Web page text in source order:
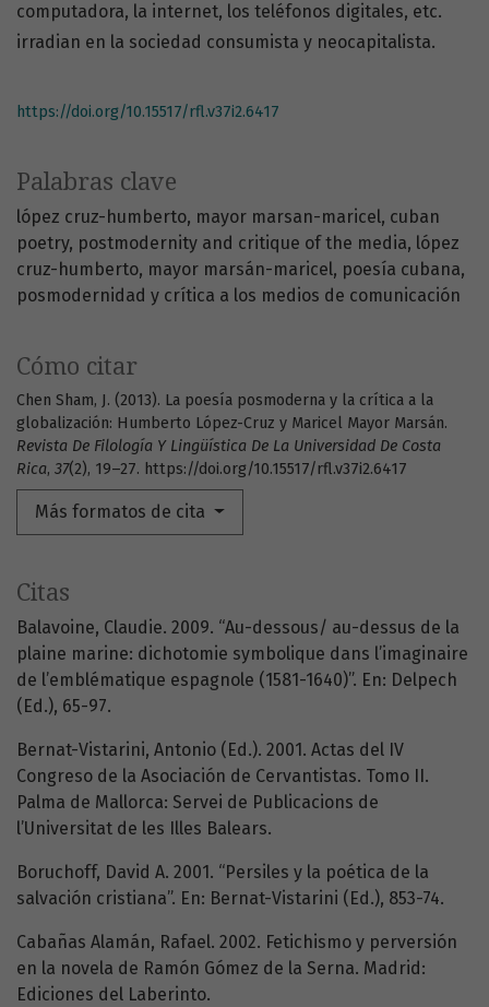
Palabras clave
lópez cruz-humberto mayor marsan-maricel cuban
poetry postmodernity and critique of the media lópez
cruz-humberto mayor marsán-maricel poesía cubana
posmodernidad y crítica a los medios de comunicación
Cómo citar
Chen Sham, J. (2013). La poesía posmoderna y la crítica a la
globalización: Humberto López-Cruz y Maricel Mayor Marsán.
Revista De Filología Y Lingüística De La Universidad De Costa
Rica, 37(2), 19–27. https://doi.org/10.15517/rfl.v37i2.6417
Más formatos de cita
computadora, la internet, los teléfonos digitales, etc.
irradian en la sociedad consumista y neocapitalista.
https://doi.org/10.15517/rfl.v37i2.6417
Citas
Balavoine, Claudie. 2009. “Au-dessous/ au-dessus de la
plaine marine: dichotomie symbolique dans l’imaginaire
de l’emblématique espagnole (1581-1640)”. En: Delpech
(Ed.), 65-97.
Bernat-Vistarini, Antonio (Ed.). 2001. Actas del IV
Congreso de la Asociación de Cervantistas. Tomo II.
Palma de Mallorca: Servei de Publicacions de
l’Universitat de les Illes Balears.
Boruchoff, David A. 2001. “Persiles y la poética de la
salvación cristiana”. En: Bernat-Vistarini (Ed.), 853-74.
Cabañas Alamán, Rafael. 2002. Fetichismo y perversión
en la novela de Ramón Gómez de la Serna. Madrid:
Ediciones del Laberinto.